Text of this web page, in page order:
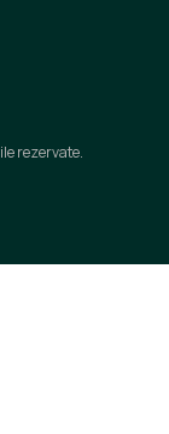
rezervate.